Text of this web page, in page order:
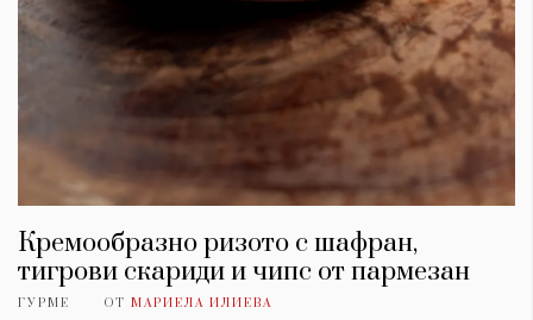
Кремообразно ризото с шафран,
тигрови скариди и чипс от пармезан
ГУРМЕ ОТ МАРИЕЛА ИЛИЕВА